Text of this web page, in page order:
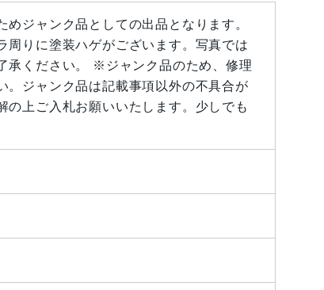
ジャンク品としての出品となります。
周りに塗装ハゲがございます。写真では
承ください。 ※ジャンク品のため、修理
。ジャンク品は記載事項以外の不具合が
の上ご入札お願いいたします。少しでも